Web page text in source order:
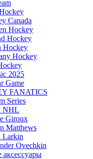
Canada
Hockey
Hockey
Hockey
Hockey
2025
Game
FANATICS
Series
NHL
Giroux
Matthews
Larkin
Ovechkin